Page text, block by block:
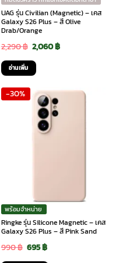
UAG รุ่น Civilian (Magnetic) – เคส
Galaxy S26 Plus – สี Olive
Drab/Orange
2,290฿ Original
price
was:
2,290 ฿.
2,060฿Current
2,060 ฿.
อ่านเพิ่ม
-30%
พร้อมจำหน่าย
Ringke รุ่น Silicone Magnetic – เคส
Galaxy S26 Plus – สี Pink Sand
990฿ Original
695฿Current